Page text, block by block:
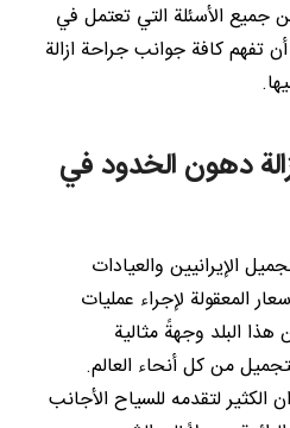
الأسئلة التي تعتمل في
تفهم كافة جوانب جراحة ازالة
دهون الخدود في
الإيرانيين والعيادات
المعقولة لإجراء عمليات
البلد وجهةً مثالية
من كل أنحاء العالم.
الكثير لتقدمه للسياح الأجانب